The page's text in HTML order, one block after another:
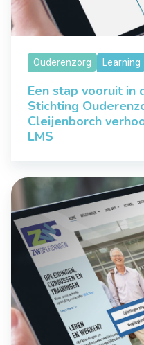
Ouderenzorg Learning
Een stap vooruit in
Stichting
Cleijenborch
LMS